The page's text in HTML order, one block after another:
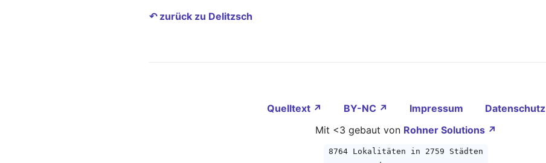
↶ zurück zu Delitzsch
Quelltext ↗ BY-NC ↗ Impressum
Datenschutz
Mit <3 gebaut von Rohner Solutions ↗
8764 Lokalitäten in 2759 Städten